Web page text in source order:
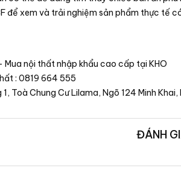
để xem và trải nghiệm sản phẩm thực tế
Mua nội thất nhập khẩu cao cấp tại KHO
: 0819 664 555
Toà Chung Cư Lilama, Ngõ 124 Minh Khai,
ĐÁNH